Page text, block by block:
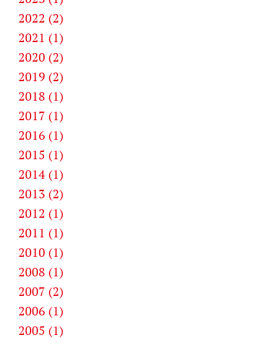
2022 (2)
2021 (1)
2020 (2)
2019 (2)
2018 (1)
2017 (1)
2016 (1)
2015 (1)
2014 (1)
2013 (2)
2012 (1)
2011 (1)
2010 (1)
2008 (1)
2007 (2)
2006 (1)
2005 (1)